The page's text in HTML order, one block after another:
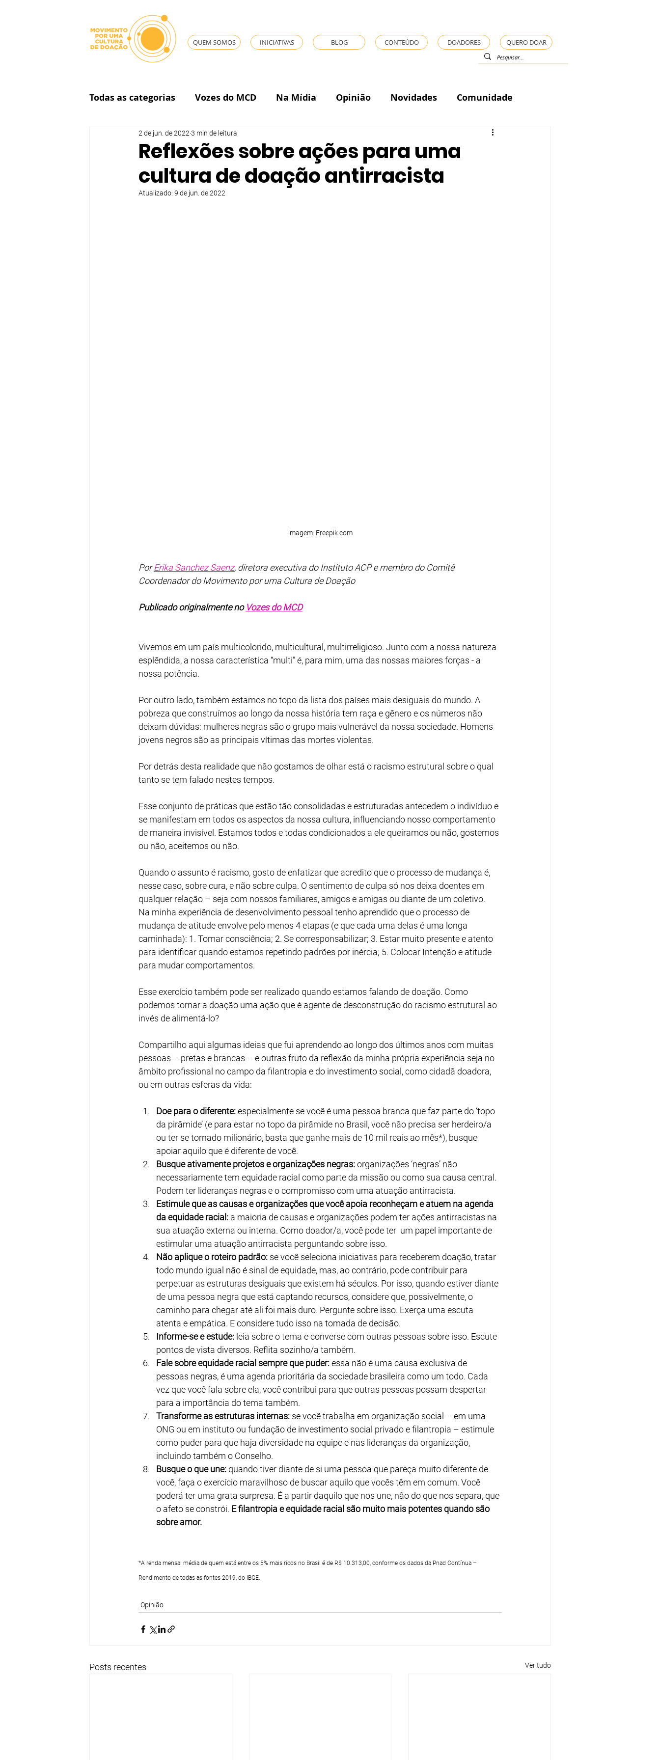
QUEM SOMOS INICIATIVAS BLOG CONTEÚDO DOADORES QUERO DOAR
Todas as categorias Vozes do MCD Na Mídia Opinião Novidades Comunidade
Governança
Reflexões sobre ações para uma
cultura de doação antirracista
2 de jun. de 2022 3 min de leitura
Atualizado: 9 de jun. de 2022
imagem: Freepik.com
Por Erika Sanchez Saenz, diretora executiva do Instituto ACP e membro do Comitê
Coordenador do Movimento por uma Cultura de Doação
Publicado originalmente no Vozes do MCD
Vivemos em um país multicolorido, multicultural, multirreligioso. Junto com a nossa natureza
esplêndida, a nossa característica “multi” é, para mim, uma das nossas maiores forças - a
nossa potência.
Por outro lado, também estamos no topo da lista dos países mais desiguais do mundo. A
pobreza que construímos ao longo da nossa história tem raça e gênero e os números não
deixam dúvidas: mulheres negras são o grupo mais vulnerável da nossa sociedade. Homens
jovens negros são as principais vítimas das mortes violentas.
Por detrás desta realidade que não gostamos de olhar está o racismo estrutural sobre o qual
tanto se tem falado nestes tempos.
Esse conjunto de práticas que estão tão consolidadas e estruturadas antecedem o indivíduo e
se manifestam em todos os aspectos da nossa cultura, influenciando nosso comportamento
de maneira invisível. Estamos todos e todas condicionados a ele queiramos ou não, gostemos
ou não, aceitemos ou não.
Quando o assunto é racismo, gosto de enfatizar que acredito que o processo de mudança é,
nesse caso, sobre cura, e não sobre culpa. O sentimento de culpa só nos deixa doentes em
qualquer relação – seja com nossos familiares, amigos e amigas ou diante de um coletivo.
Na minha experiência de desenvolvimento pessoal tenho aprendido que o processo de
mudança de atitude envolve pelo menos 4 etapas (e que cada uma delas é uma longa
caminhada): 1. Tomar consciência; 2. Se corresponsabilizar; 3. Estar muito presente e atento
para identificar quando estamos repetindo padrões por inércia; 5. Colocar Intenção e atitude
para mudar comportamentos.
Esse exercício também pode ser realizado quando estamos falando de doação. Como
podemos tornar a doação uma ação que é agente de desconstrução do racismo estrutural ao
invés de alimentá-lo?
Compartilho aqui algumas ideias que fui aprendendo ao longo dos últimos anos com muitas
pessoas – pretas e brancas – e outras fruto da reflexão da minha própria experiência seja no
âmbito profissional no campo da filantropia e do investimento social, como cidadã doadora,
ou em outras esferas da vida:
Doe para o diferente: especialmente se você é uma pessoa branca que faz parte do ‘topo
da pirâmide’ (e para estar no topo da pirâmide no Brasil, você não precisa ser herdeiro/a
ou ter se tornado milionário, basta que ganhe mais de 10 mil reais ao mês*), busque
apoiar aquilo que é diferente de você.
Busque ativamente projetos e organizações negras: organizações ‘negras’ não
necessariamente tem equidade racial como parte da missão ou como sua causa central.
Podem ter lideranças negras e o compromisso com uma atuação antirracista.
Estimule que as causas e organizações que você apoia reconheçam e atuem na agenda
da equidade racial: a maioria de causas e organizações podem ter ações antirracistas na
sua atuação externa ou interna. Como doador/a, você pode ter  um papel importante de
estimular uma atuação antirracista perguntando sobre isso.
Não aplique o roteiro padrão: se você seleciona iniciativas para receberem doação, tratar
todo mundo igual não é sinal de equidade, mas, ao contrário, pode contribuir para
perpetuar as estruturas desiguais que existem há séculos. Por isso, quando estiver diante
de uma pessoa negra que está captando recursos, considere que, possivelmente, o
caminho para chegar até ali foi mais duro. Pergunte sobre isso. Exerça uma escuta
atenta e empática. E considere tudo isso na tomada de decisão.
Informe-se e estude: leia sobre o tema e converse com outras pessoas sobre isso. Escute
pontos de vista diversos. Reflita sozinho/a também.
Fale sobre equidade racial sempre que puder: essa não é uma causa exclusiva de
pessoas negras, é uma agenda prioritária da sociedade brasileira como um todo. Cada
vez que você fala sobre ela, você contribui para que outras pessoas possam despertar
para a importância do tema também.
Transforme as estruturas internas: se você trabalha em organização social – em uma
ONG ou em instituto ou fundação de investimento social privado e filantropia – estimule
como puder para que haja diversidade na equipe e nas lideranças da organização,
incluindo também o Conselho.
Busque o que une: quando tiver diante de si uma pessoa que pareça muito diferente de
você, faça o exercício maravilhoso de buscar aquilo que vocês têm em comum. Você
poderá ter uma grata surpresa. É a partir daquilo que nos une, não do que nos separa, que
o afeto se constrói. E filantropia e equidade racial são muito mais potentes quando são
sobre amor.
*A renda mensal média de quem está entre os 5% mais ricos no Brasil é de R$ 10.313,00, conforme os dados da Pnad Contínua –
Rendimento de todas as fontes 2019, do IBGE.
Opinião
Posts recentes Ver tudo